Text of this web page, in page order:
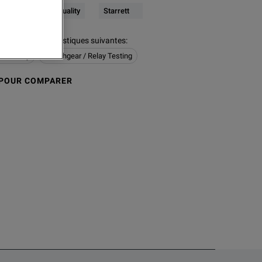
& Power Quality Starrett
a les caractéristiques suivantes:
Switchgear / Relay Testing
COMPARER